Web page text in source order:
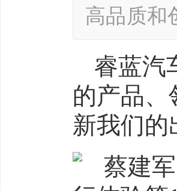
高品质
睿蓝汽
的产品、
新我们的